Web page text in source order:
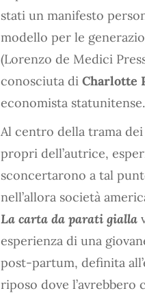
stati un manifesto
modello per le
(Lorenzo de Medici
conosciuta di Charlotte
economista statunitense.
Al centro della trama
propri dell’autrice,
sconcertarono a tal
nell’allora società
La carta da parati gialla
esperienza di una
post-partum, definita
riposo dove